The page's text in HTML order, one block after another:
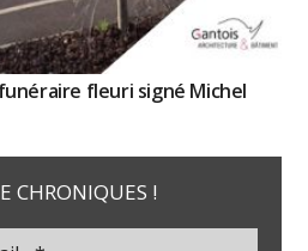
fleuri signé Michel
CHRONIQUES !